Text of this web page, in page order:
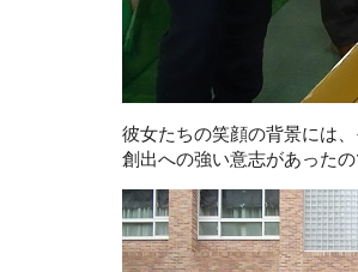
彼女たちの笑顔の背景には
創出への強い意志があったの